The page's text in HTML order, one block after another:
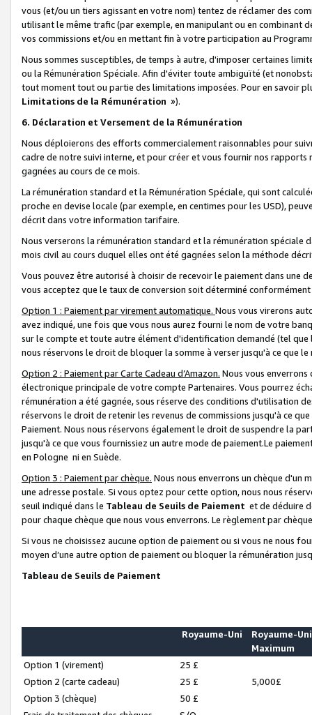
vous (et/ou un tiers agissant en votre nom) tentez de réclamer des
utilisant le même trafic (par exemple, en manipulant ou en combinant
vos commissions et/ou en mettant fin à votre participation au
Nous sommes susceptibles, de temps à autre, d'imposer certaines
ou la Rémunération Spéciale. Afin d'éviter toute ambiguïté (et
tout moment tout ou partie des limitations imposées. Pour en savoir
Limitations de la Rémunération »).
6. Déclaration et Versement de la Rémunération
Nous déploierons des efforts commercialement raisonnables pour
cadre de notre suivi interne, et pour créer et vous fournir nos
gagnées au cours de ce mois.
La rémunération standard et la Rémunération Spéciale, qui sont
proche en devise locale (par exemple, en centimes pour les USD),
décrit dans votre information tarifaire.
Nous verserons la rémunération standard et la rémunération spéciale
mois civil au cours duquel elles ont été gagnées selon la méthode
Vous pouvez être autorisé à choisir de recevoir le paiement dans une
vous acceptez que le taux de conversion soit déterminé
Option 1 : Paiement par virement automatique. Nous vous virerons
avez indiqué, une fois que vous nous aurez fourni le nom de votre
sur le compte et toute autre élément d'identification demandé (tel que
nous réservons le droit de bloquer la somme à verser jusqu'à ce que
Option 2 : Paiement par Carte Cadeau d’Amazon. Nous vous
électronique principale de votre compte Partenaires. Vous pourrez
rémunération a été gagnée, sous réserve des conditions d'utilisation
réservons le droit de retenir les revenus de commissions jusqu'à ce
Paiement. Nous nous réservons également le droit de suspendre la
jusqu'à ce que vous fournissiez un autre mode de paiement.Le
en Pologne ni en Suède.
Option 3 : Paiement par chèque. Nous nous enverrons un chèque d'un
une adresse postale. Si vous optez pour cette option, nous nous
seuil indiqué dans le Tableau de Seuils de Paiement et de déduire
pour chaque chèque que nous vous enverrons. Le règlement par
Si vous ne choisissez aucune option de paiement ou si vous ne nous
moyen d’une autre option de paiement ou bloquer la rémunération
Tableau de Seuils de Paiement
Royaume-Uni
Royaume-Uni
Maximum
Option 1 (virement)
25 £
Option 2 (carte cadeau)
25 £
5,000£
Option 3 (chèque)
50 £